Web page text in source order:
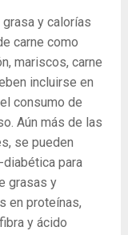
y calorías
carne como
mariscos, carne
incluirse en
consumo de
Aún más de las
se pueden
diabética para
grasas y
en proteínas,
y ácido